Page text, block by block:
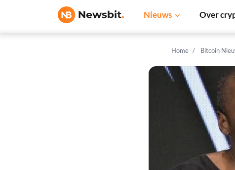
Nieuws Over
Home Bitcoin